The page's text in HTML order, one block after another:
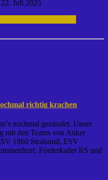
Juli 2025
richtig krachen
nochmal gezündet. Unser
mit den Teams von Anker
1860 Stralsund, ESV
Förderkader RS und